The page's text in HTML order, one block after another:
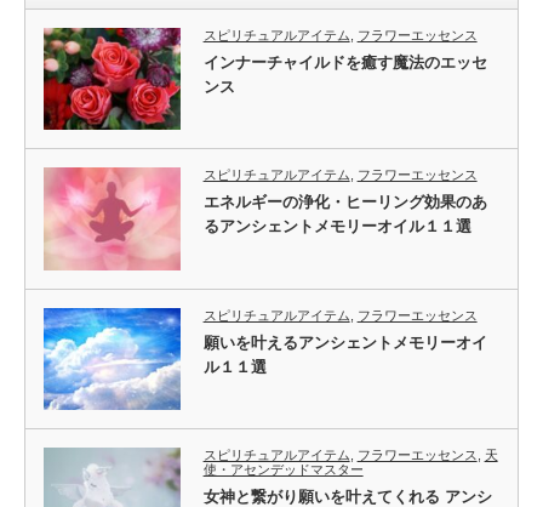
スピリチュアルアイテム フラワーエッセンス
インナーチャイルドを癒す魔法のエッセ
ンス
スピリチュアルアイテム, フラワーエッセンス
エネルギーの浄化・ヒーリング効果のあ
るアンシェントメモリーオイル１１選
スピリチュアルアイテム フラワーエッセンス
願いを叶えるアンシェントメモリーオイ
ル１１選
スピリチュアルアイテム フラワーエッセンス
天
使・アセンデッドマスター
女神と繋がり願いを叶えてくれる アンシ